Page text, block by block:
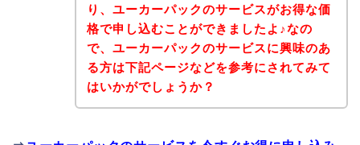
り、ユーカーパックのサービスがお得な価
格で申し込むことができましたよ♪なの
で、ユーカーパックのサービスに興味のあ
る方は下記ページなどを参考にされてみて
はいかがでしょうか？